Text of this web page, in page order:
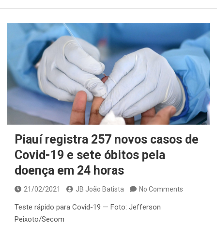
Piauí registra 257 novos casos de
Covid-19 e sete óbitos pela
doença em 24 horas
21/02/2021 JB João Batista No Comments
Teste rápido para Covid-19 — Foto: Jefferson
Peixoto/Secom